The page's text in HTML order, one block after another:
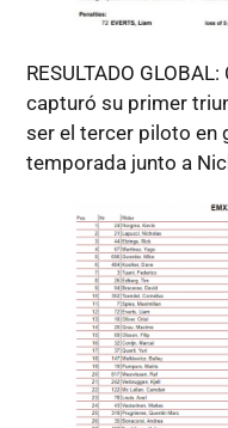
RESULTADO
capturó su primer
ser el tercer piloto en
temporada junto a